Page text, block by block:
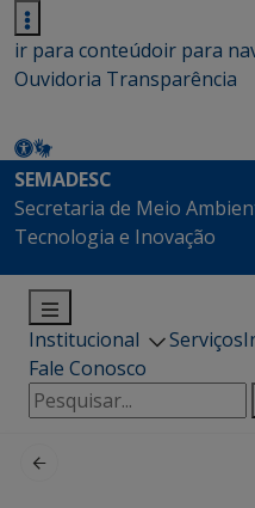
ir para conteúdoir para
Ouvidoria Transparência
SEMADESC
Secretaria de Meio
Tecnologia e Inovação
Institucional Serviços
Fale Conosco
Pesquisar
por: